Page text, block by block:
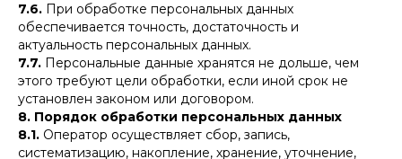
7.6. При обработке персональных данных
обеспечивается точность, достаточность и
актуальность персональных данных.
7.7. Персональные данные хранятся не дольше, чем
этого требуют цели обработки, если иной срок не
установлен законом или договором.
8. Порядок обработки персональных данных
8.1. Оператор осуществляет сбор, запись,
систематизацию, накопление, хранение, уточнение,